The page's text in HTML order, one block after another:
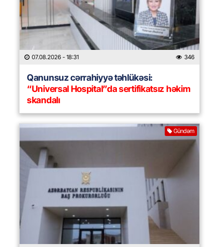
07.08.2026 - 18:31 346
Qanunsuz cərrahiyyə təhlükəsi:
“Universal Hospital”da sertifikatsız həkim
skandalı
Gündəm